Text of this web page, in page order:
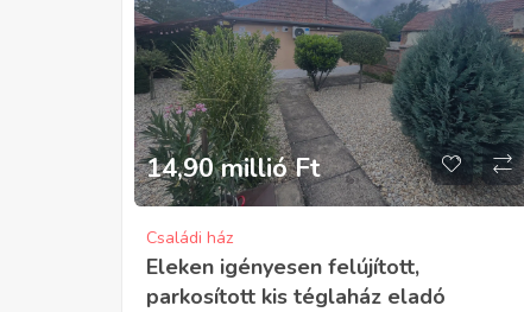
14,90 millió Ft
Családi ház
Eleken igényesen felújított,
parkosított kis téglaház eladó